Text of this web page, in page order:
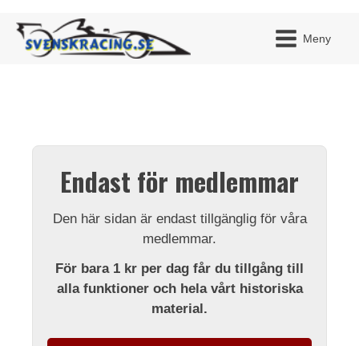
Meny
Endast för medlemmar
Den här sidan är endast tillgänglig för våra
medlemmar.
För bara 1 kr per dag får du tillgång till
alla funktioner och hela vårt historiska
material.